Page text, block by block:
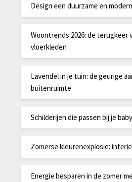
Design een duurzame en
Woontrends 2026: de terugkeer
vloerkleden
Lavendel in je tuin: de geurige
buitenruimte
Schilderijen die passen bij je
Zomerse kleurenexplosie:
Energie besparen in de zomer